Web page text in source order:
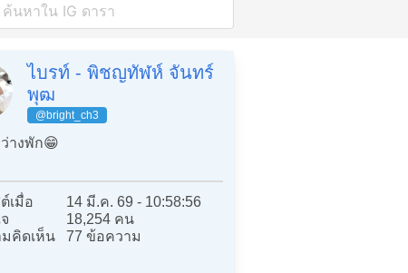
ไบรท์ - พิชญทัฬห์ จันทร์
พุฒ
@bright_ch3
างพัก😁
เมื่อ
14 มี.ค. 69 - 10:58:56
18,254 คน
คิดเห็น
77 ข้อความ